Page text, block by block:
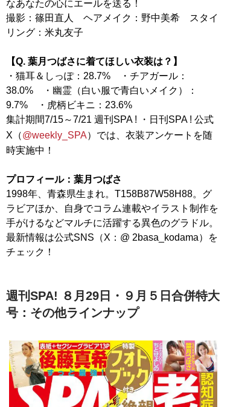
なあなたの心にエールを送る！
撮影：篠田直人 ヘアメイク：野中美希 スタイ
リング：米丸友子
【Q. 葉月つばさに着てほしい衣装は？】
・猫耳＆しっぽ：28.7% ・チアガール：
38.0% ・幽霊（白い服で青白いメイク）：
9.7% ・虎柄ビキニ：23.6%
集計期間7/15～7/21 週刊SPA ! ・日刊SPA ! 公式
X（@weekly_SPA）では、衣装アンケートを随
時実施中！
プロフィール：葉月つばさ
1998年、青森県生まれ。T158B87W58H88。グ
ラビアほか、自身でコラム連載やイラスト制作を
手がけるなどマルチに活躍する異色のグラドル。
最新情報は公式SNS（X：@ 2basa_kodama）を
チェック！
週刊SPA! ８月29日・９月５日合併特大
号：その他ラインナップ